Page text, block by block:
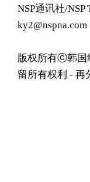
NSP通讯社/
ky2@nspna.com
版权所有ⓒ韩国
留所有权利 - 再